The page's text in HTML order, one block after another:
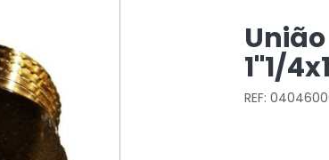
1"1/
REF: